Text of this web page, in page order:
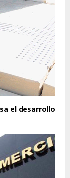
el desarrollo